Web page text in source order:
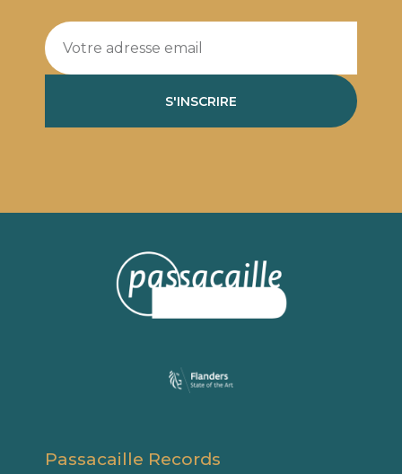
S'INSCRIRE
Passacaille Records